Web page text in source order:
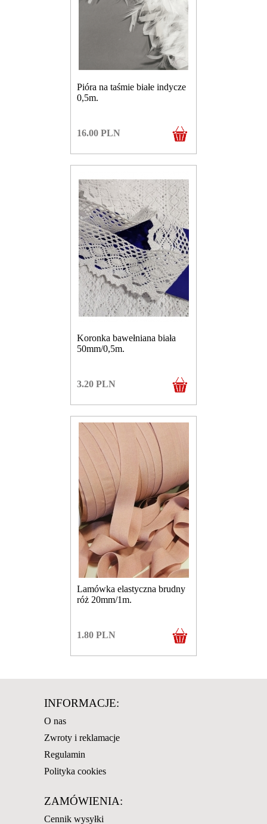
Pióra na taśmie białe indycze
0,5m.
16.00 PLN
Koronka bawełniana biała
50mm/0,5m.
3.20 PLN
Lamówka elastyczna brudny
róż 20mm/1m.
1.80 PLN
INFORMACJE:
O nas
Zwroty i reklamacje
Regulamin
Polityka cookies
ZAMÓWIENIA:
Cennik wysyłki